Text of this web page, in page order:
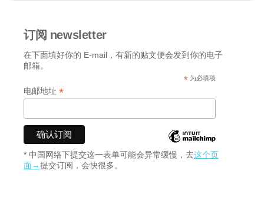
订阅 newsletter
在下面填好你的 E-mail，有新的贴文便会发到你的电子
邮箱。
* 为必填项
电邮地址 *
* 中国网络下提交这一表单可能会异常缓慢，去这个页
面→提交订阅，会快很多。